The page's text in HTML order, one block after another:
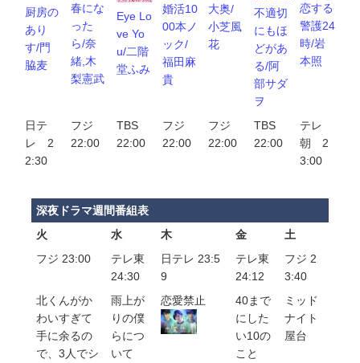
厨房の
あり
す/門
脇麦
春にな
った
ら/奈
緒,木
梨憲武
Eye Lo
ve Yo
u/二階
堂ふみ
婚活10
00本ノ
ック/
福田麻
貴
大奥/
小芝風
花
不適切
にもほ
どがあ
る/阿
部サダ
ヲ
恋する
警護24
時/岩
本照
日テ
レ 2
2:30
フジ
22:00
TBS
22:00
フジ
22:00
フジ
22:00
TBS
22:00
テレ
朝 2
3:00
深夜ドラマ週間番組表
火
水 木 金
土
フジ 23:00
テレ東
24:30
日テレ 23:5
9
テレ東
24:12
フジ 2
3:40
北くんがか
わいすぎて
手に余るの
で、3人でシ
雨上が
りの僕
らにつ
いて
恋愛禁止
40まで
にした
い10の
こと
ミッド
ナイト
屋台